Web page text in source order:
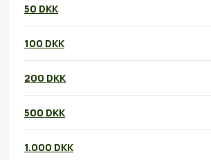
50 DKK
100 DKK
200 DKK
500 DKK
1.000 DKK